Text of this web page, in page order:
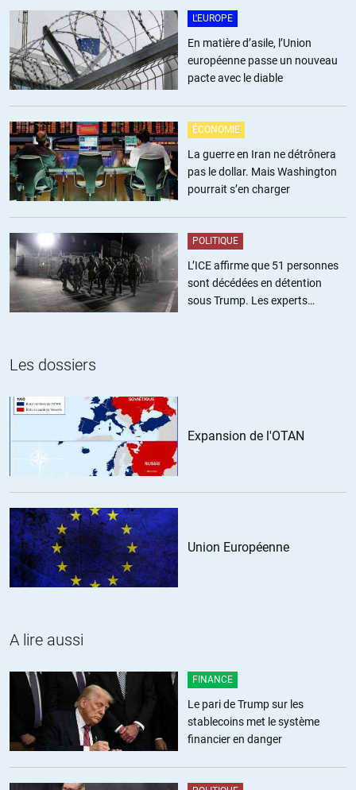
L'EUROPE
En matière d’asile, l’Union
européenne passe un nouveau
pacte avec le diable
ÉCONOMIE
La guerre en Iran ne détrônera
pas le dollar. Mais Washington
pourrait s’en charger
POLITIQUE
L’ICE affirme que 51 personnes
sont décédées en détention
sous Trump. Les experts
Les dossiers
Expansion de l'OTAN
Union Européenne
A lire aussi
FINANCE
Le pari de Trump sur les
stablecoins met le système
financier en danger